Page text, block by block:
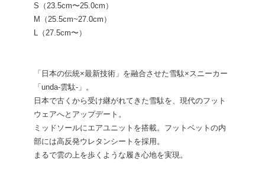
S（23.5cm〜25.0cm）
M（25.5cm~27.0cm）
L（27.5cm〜）
「日本の伝統×最新技術」を融合させた雪駄×スニーカー
「unda-雲駄-」。
日本で古くから受け継がれてきた雪駄を、現代のフット
ウェアへとアップデート。
ミッドソールにエアユニットを搭載。フットベットの内
部には高反発ウレタンシートを採用。
まるで雲の上を歩くような履き心地を実現。